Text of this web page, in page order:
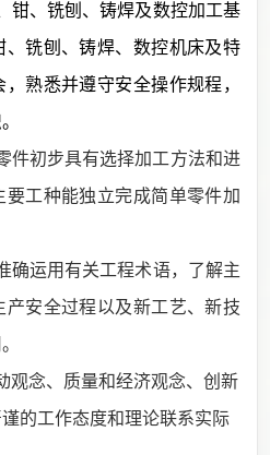
钳、铣刨、铸焊及数控加工基
铣刨、铸焊、数控机床及特
熟悉并遵守安全操作规程，
件初步具有选择加工方法和进
要工种能独立完成简单零件加
确运用有关工程术语，了解主
安全过程以及新工艺、新技
观念、 质量和经济观念、创新
的工作态度和理论联系实际